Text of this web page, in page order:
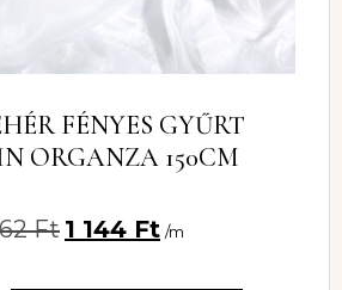
FÉNYES GYŰRT
ORGANZA 150CM
Ft 1 144 Ft /m